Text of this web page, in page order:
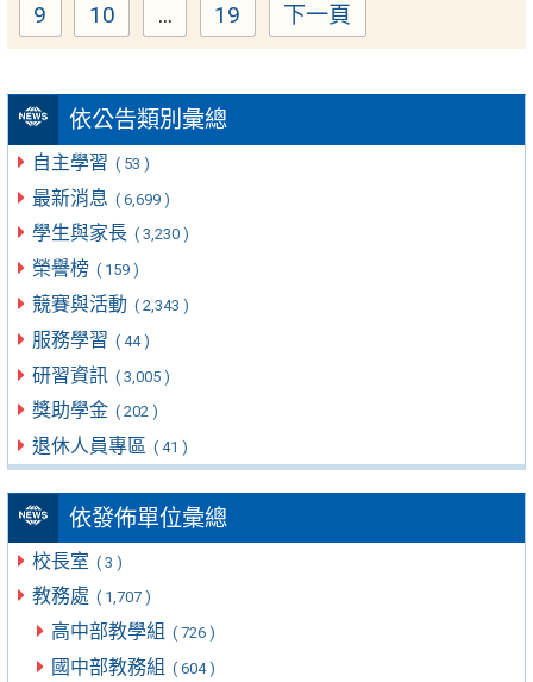
依公告類別彙總
自主學習 ( 53 )
最新消息 ( 6,699 )
學生與家長 ( 3,230 )
榮譽榜 ( 159 )
競賽與活動 ( 2,343 )
服務學習 ( 44 )
研習資訊 ( 3,005 )
獎助學金 ( 202 )
退休人員專區 ( 41 )
依發佈單位彙總
校長室 ( 3 )
教務處 ( 1,707 )
高中部教學組 ( 726 )
國中部教務組 ( 604 )
Page
9 Page
10 ... Page
19 下一頁